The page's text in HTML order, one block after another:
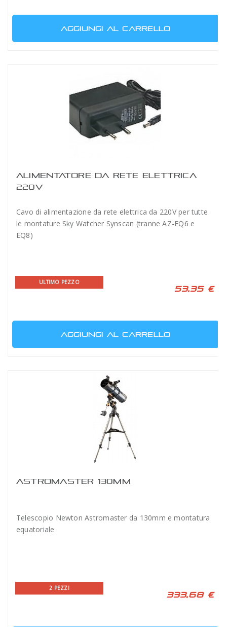
AGGIUNGI AL CARRELLO
ALIMENTATORE DA RETE ELETTRICA
220V
Cavo di alimentazione da rete elettrica da 220V per tutte
le montature Sky Watcher Synscan (tranne AZ-EQ6 e
EQ8)
ULTIMO PEZZO
53,35 €
AGGIUNGI AL CARRELLO
ASTROMASTER 130MM
Telescopio Newton Astromaster da 130mm e montatura
equatoriale
2 PEZZI
333,68 €